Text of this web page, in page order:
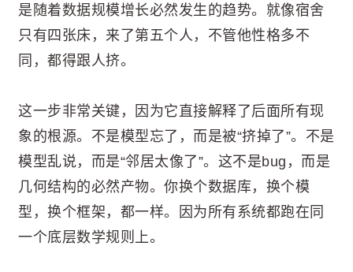
是随着数据规模增长必然发生的趋势。就像宿舍
只有四张床，来了第五个人，不管他性格多不
同，都得跟人挤。
这一步非常关键，因为它直接解释了后面所有现
象的根源。不是模型忘了，而是被“挤掉了”。不是
模型乱说，而是“邻居太像了”。这不是bug，而是
几何结构的必然产物。你换个数据库，换个模
型，换个框架，都一样。因为所有系统都跑在同
一个底层数学规则上。